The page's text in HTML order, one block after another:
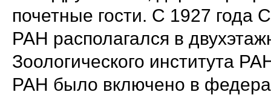
почетные гости. С 1927 года
РАН располагался в
Зоологического института
РАН было включено в